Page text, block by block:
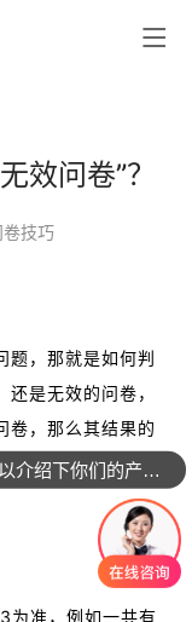
效问卷”？
卷技巧
题，那就是如何判
是无效的问卷，
卷，那么其结果的
卷成为一个重要
为准，例如一共有